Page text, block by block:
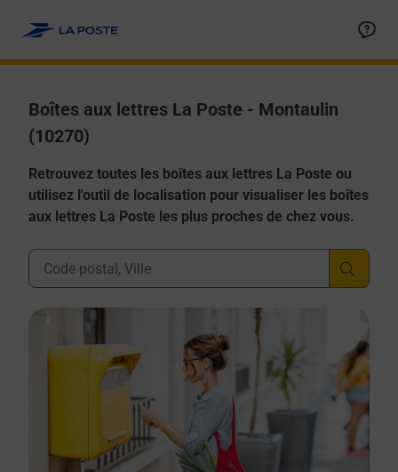
Boîtes aux lettres La Poste - Montaulin
(10270)
Retrouvez toutes les boîtes aux lettres La Poste ou
utilisez l'outil de localisation pour visualiser les boîtes
aux lettres La Poste les plus proches de chez vous.
Ville, Département, Code Postal